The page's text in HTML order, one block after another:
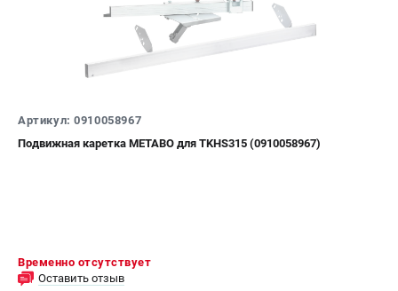
Артикул: 0910058967
Подвижная каретка METABO для TKHS315 (0910058967)
Временно отсутствует
Оставить отзыв